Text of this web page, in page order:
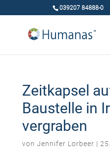
039207 84888-0
Zeitkapsel
Baustelle in
vergraben
von Jennifer Lorbeer |